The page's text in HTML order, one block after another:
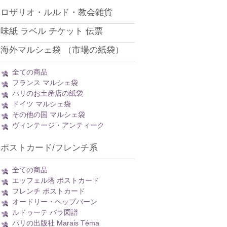
ロザリオ・ルルド・教会雑貨
味紙 ラベル チケット 伝票
海外マルシェ袋 （市場の紙袋）
全ての商品
フランス マルシェ袋
パリのお土産店の紙袋
ドイツ マルシェ袋
その他の国 マルシェ袋
ヴィンテージ・アンティーク
ポストカード/フレンチ系
全ての商品
エッフェル塔 ポストカード
フレンチ ポストカード
オードリー・ヘップバーン
ルドゥーテ バラ図譜
パリの出版社 Marais Téma